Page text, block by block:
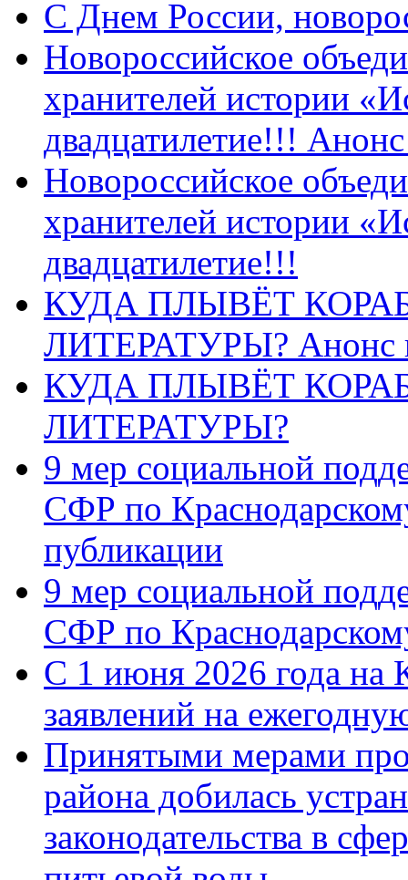
C Днем России,
Новороссийское
хранителей истории
двадцатилетие!!!
Новороссийское
хранителей истории
двадцатилетие!!!
КУДА ПЛЫВЁТ
ЛИТЕРАТУРЫ? Анонс
КУДА ПЛЫВЁТ
ЛИТЕРАТУРЫ?
9 мер социальной
СФР по
публикации
9 мер социальной
СФР по
С 1 июня 2026 года на
заявлений на
Принятыми мерами
района добилась
законодательства в